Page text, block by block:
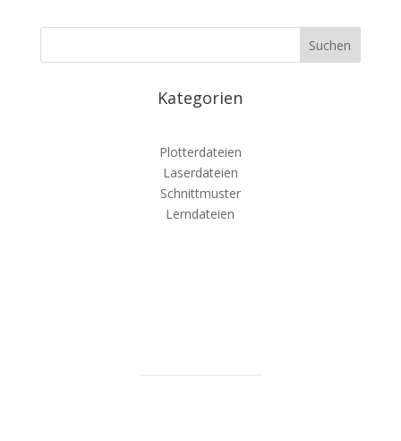
Kategorien
Plotterdateien
Laserdateien
Schnittmuster
Lerndateien